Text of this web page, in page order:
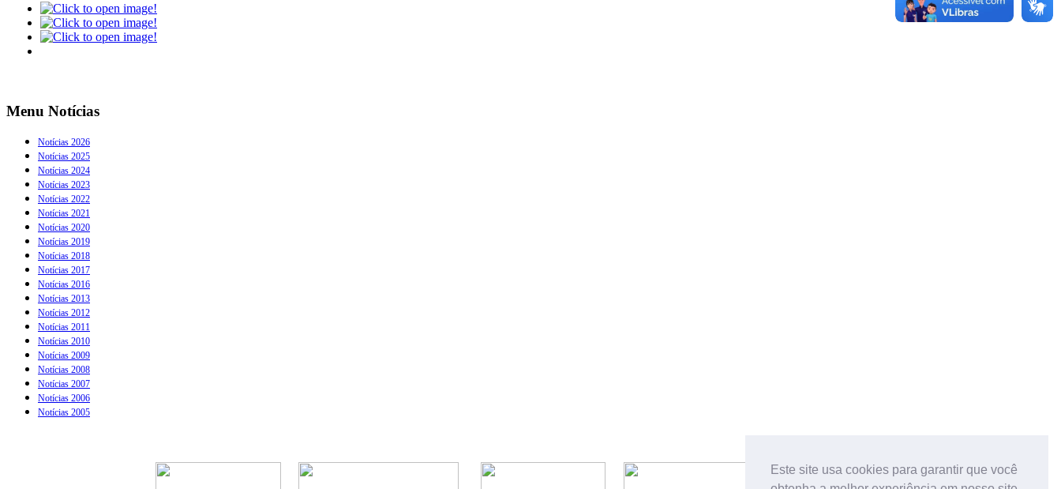
Este site usa cookies para garantir que você
Menu Notícias
Notícias 2026
Notícias 2025
Notícias 2024
Notícias 2023
Notícias 2022
Notícias 2021
Notícias 2020
Notícias 2019
Notícias 2018
Notícias 2017
Notícias 2016
Notícias 2013
Notícias 2012
Notícias 2011
Notícias 2010
Notícias 2009
Notícias 2008
Notícias 2007
Notícias 2006
Notícias 2005